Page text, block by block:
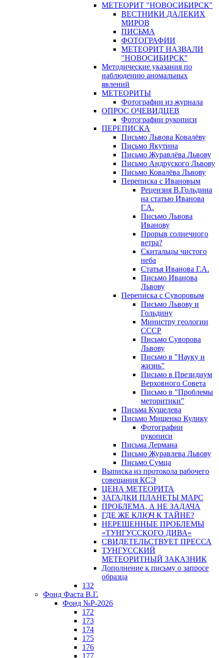
МЕТЕОРИТ "НОВОСИБИРСК"
ВЕСТНИКИ ДАЛЕКИХ
МИРОВ
ПИСЬМА
ФОТОГРАФИИ
МЕТЕОРИТ НАЗВАЛИ
"НОВОСИБИРСК"
Методические указания по
наблюдению аномальных
явлений
МЕТЕОРИТЫ
Фотографии из журнала
ОПРОС ОЧЕВИДЦЕВ
Фотографии рукописи
ПЕРЕПИСКА
Письмо Львова Ковалёву
Письмо Якутина
Письмо Журавлёва Львову
Письмо Андруского Львову
Письмо Ковалёва Львову
Переписка с Ивановым
Рецензия В.Гольдина
на статью Иванова
Г.А.
Письмо Львова
Иванову
Прорыв солнечного
ветра?
Скитальцы чистого
неба
Статья Иванова Г.А.
Письмо Иванова
Львову
Переписка с Суворовым
Письмо Львову и
Гольдину
Министру геологии
СССР
Письмо Суворова
Львову
Письмо в "Науку и
жизнь"
Письмо в Президиум
Верховного Совета
Письмо в "Проблемы
меторитики"
Письма Кушелева
Письмо Мищенко Кулику
Фотографии
рукописи
Письма Лермана
Письмо Журавлева Львову
Письмо Сумца
Выписка из протокола рабочего
совещания КСЭ
ЦЕНА МЕТЕОРИТА
ЗАГАДКИ ПЛАНЕТЫ МАРС
ПРОБЛЕМА, А НЕ ЗАДАЧА
ГДЕ ЖЕ КЛЮЧ К ТАЙНЕ?
НЕРЕШЕННЫЕ ПРОБЛЕМЫ
«ТУНГУССКОГО ДИВА»
СВИДЕТЕЛЬСТВУЕТ ПРЕССА
ТУНГУССКИЙ
МЕТЕОРИТНЫЙ ЗАКАЗНИК
Дополнение к письму о запросе
образца
132
Фонд Фаста В.Г.
Фонд №Р-2026
172
173
174
175
176
177